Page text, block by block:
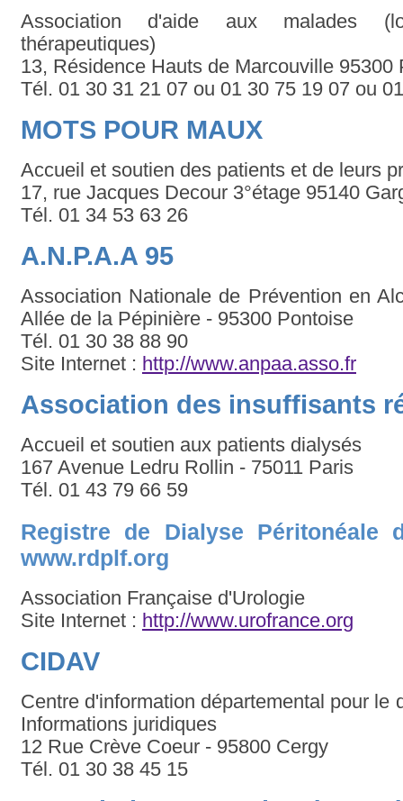
Association d'aide aux malades
thérapeutiques)
13, Résidence Hauts de Marcouville 95300
Tél. 01 30 31 21 07 ou 01 30 75 19 07 ou
MOTS POUR MAUX
Accueil et soutien des patients et de leurs
17, rue Jacques Decour 3°étage 95140
Tél. 01 34 53 63 26
A.N.P.A.A 95
Association Nationale de Prévention en
Allée de la Pépinière - 95300 Pontoise
Tél. 01 30 38 88 90
Site Internet : http://www.anpaa.asso.fr
Association des insuffisants
Accueil et soutien aux patients dialysés
167 Avenue Ledru Rollin - 75011 Paris
Tél. 01 43 79 66 59
Registre de Dialyse Péritonéale
www.rdplf.org
Association Française d'Urologie
Site Internet : http://www.urofrance.org
CIDAV
Centre d'information départemental pour le
Informations juridiques
12 Rue Crève Coeur - 95800 Cergy
Tél. 01 30 38 45 15